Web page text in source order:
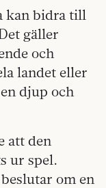
kan bidra till
gäller
och
landet eller
djup och
att den
ur spel.
om en